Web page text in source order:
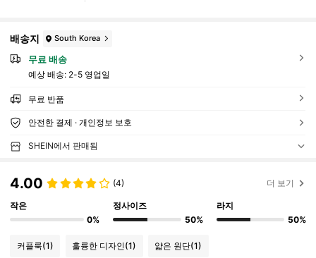
배송지 South Korea
무료 배송
예상 배송: 2-5 영업일
무료 반품
안전한 결제 · 개인정보 보호
SHEIN에서 판매됨
4.00 (4) 더 보기
작은
0%
정사이즈
50%
라지
50%
커플룩(1) 훌륭한 디자인(1) 얇은 원단(1)